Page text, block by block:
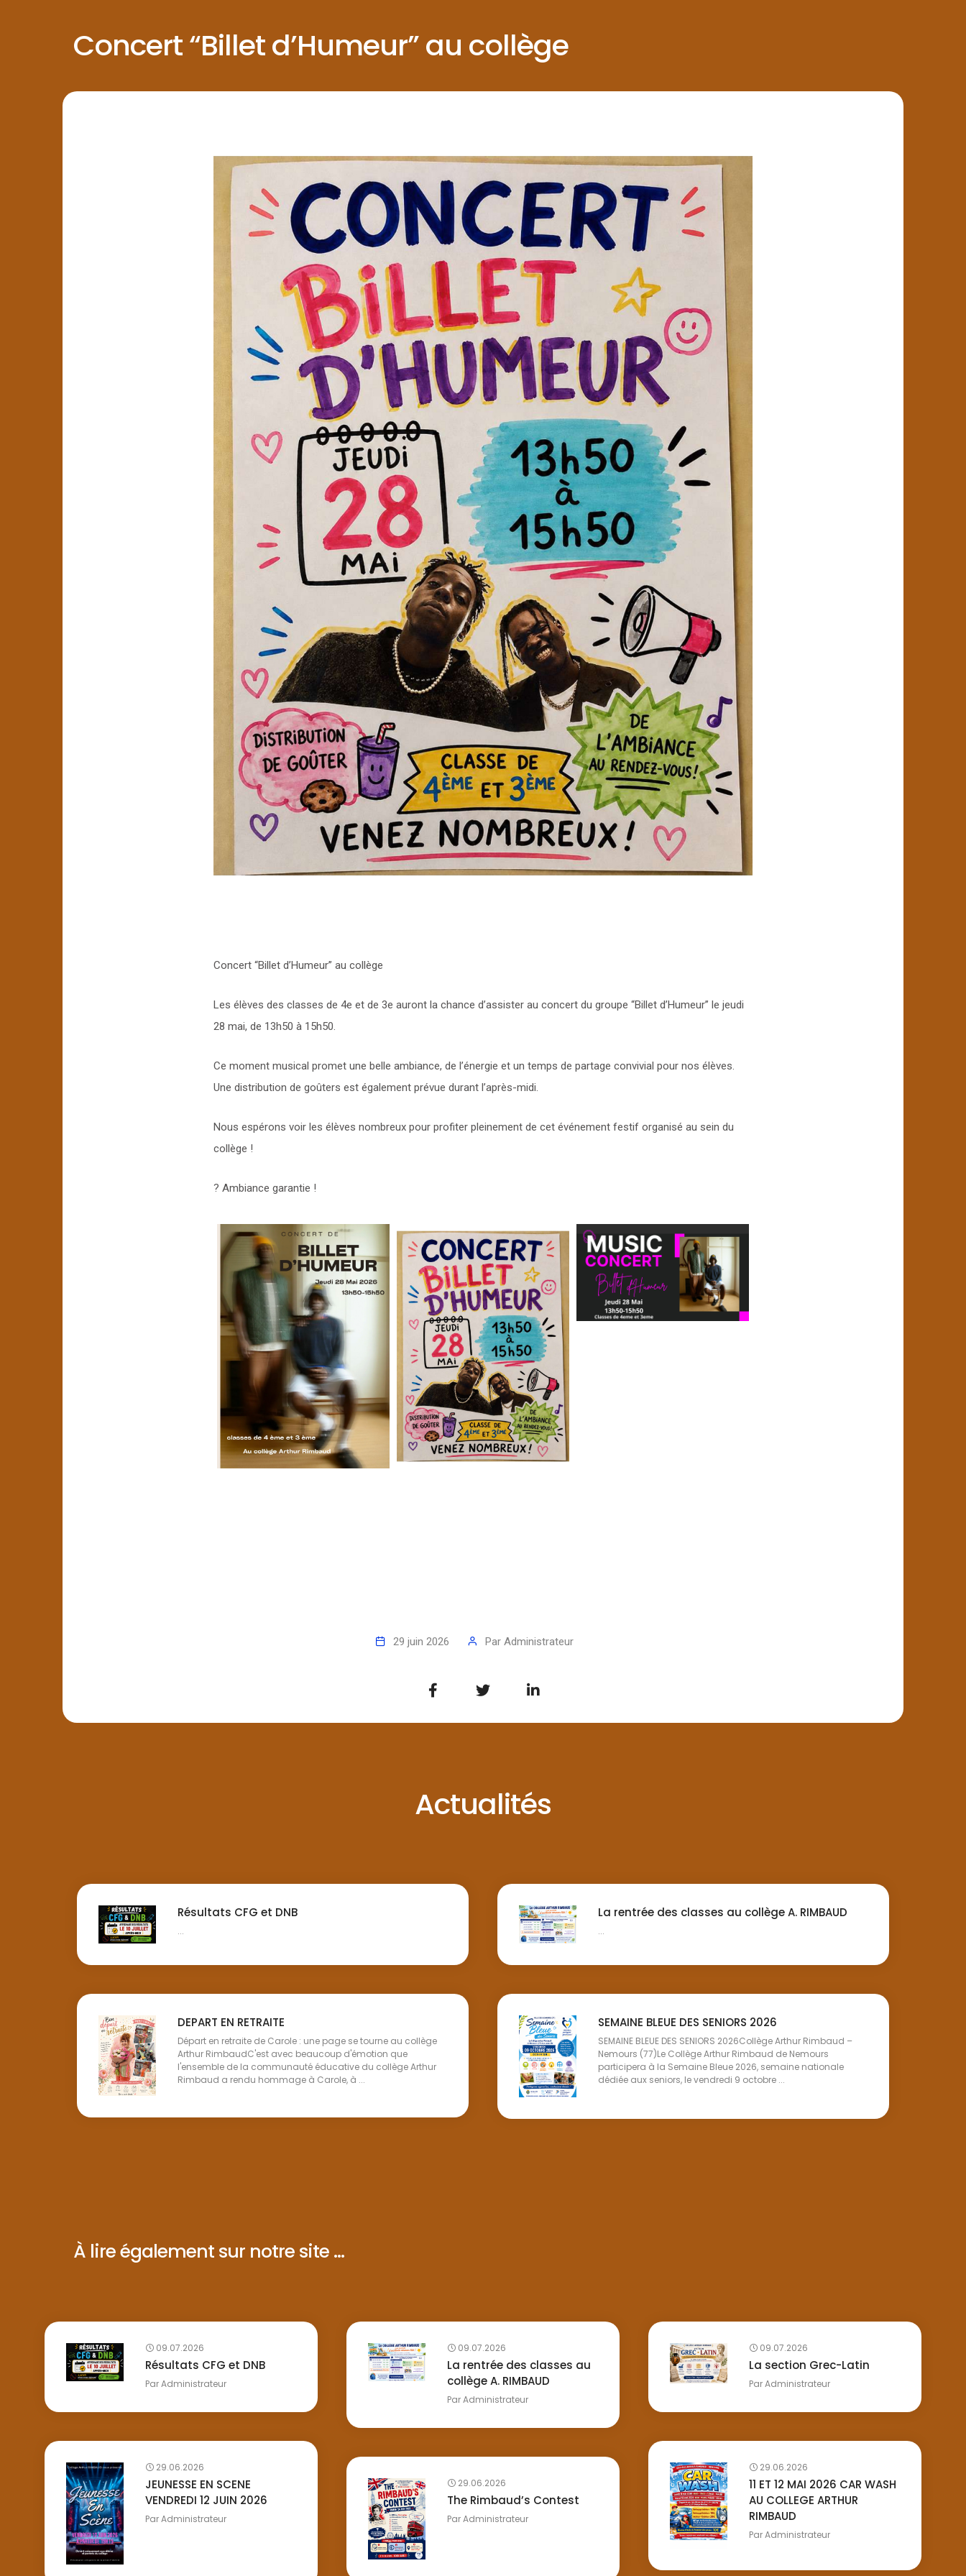
Concert “Billet d’Humeur” au collège
Concert “Billet d’Humeur” au collège
Les élèves des classes de 4e et de 3e auront la chance d’assister au concert du groupe “Billet d’Humeur” le jeudi
28 mai, de 13h50 à 15h50.
Ce moment musical promet une belle ambiance, de l’énergie et un temps de partage convivial pour nos élèves.
Une distribution de goûters est également prévue durant l’après-midi.
Nous espérons voir les élèves nombreux pour profiter pleinement de cet événement festif organisé au sein du
collège !
? Ambiance garantie !
29 juin 2026 Par Administrateur
Actualités
Résultats CFG et DNB
...
La rentrée des classes au collège A. RIMBAUD
...
DEPART EN RETRAITE
Départ en retraite de Carole : une page se tourne au collège
Arthur RimbaudC'est avec beaucoup d'émotion que
l'ensemble de la communauté éducative du collège Arthur
Rimbaud a rendu hommage à Carole, à ...
SEMAINE BLEUE DES SENIORS 2026
SEMAINE BLEUE DES SENIORS 2026Collège Arthur Rimbaud –
Nemours (77)Le Collège Arthur Rimbaud de Nemours
participera à la Semaine Bleue 2026, semaine nationale
dédiée aux seniors, le vendredi 9 octobre ...
À lire également sur notre site ...
09.07.2026
Résultats CFG et DNB
ParAdministrateur
09.07.2026
La rentrée des classes au
collège A. RIMBAUD
ParAdministrateur
09.07.2026
La section Grec-Latin
ParAdministrateur
29.06.2026
JEUNESSE EN SCENE
VENDREDI 12 JUIN 2026
ParAdministrateur
29.06.2026
11 ET 12 MAI 2026 CAR WASH
AU COLLEGE ARTHUR
RIMBAUD
ParAdministrateur
29.06.2026
The Rimbaud’s Contest
ParAdministrateur